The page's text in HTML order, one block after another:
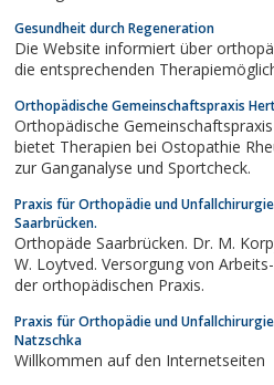
Gesundheit durch Regeneration
Die Website informiert über
die entsprechenden
Orthopädische Gemeinschaftspraxis
Orthopädische
bietet Therapien bei Ostopathie
zur Ganganalyse und Sportcheck.
Praxis für Orthopädie und
Saarbrücken.
Orthopäde Saarbrücken. Dr. M. Korpys, Dr. Y. Plitt-
W. Loytved. Versorgung von
der orthopädischen Praxis.
Praxis für Orthopädie und
Natzschka
Willkommen auf den Internetseiten